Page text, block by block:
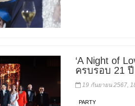
‘A Night of
ครบรอบ 21
19 กันยายน 2567,
PARTY